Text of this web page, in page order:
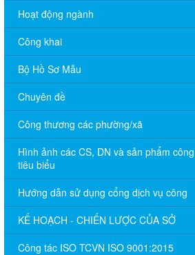
Hoạt động ngành
Công khai
Bộ Hồ Sơ Mẫu
Chuyên đề
Công thương các phường/xã
Hình ảnh các CS, DN và sản phẩm
tiêu biểu
Hướng dẫn sử dụng cổng dịch vụ công
KẾ HOẠCH - CHIẾN LƯỢC CỦA SỞ
Công tác ISO TCVN ISO 9001:2015